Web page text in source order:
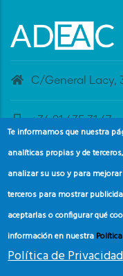
C/General Lacy,
+34 91 435 31 47
Te informamos que nuestra
analíticas propias y de
analizar su uso y para
terceros para mostrar
aceptarlas o configurar qué
información en nuestra
Política de Privacidad